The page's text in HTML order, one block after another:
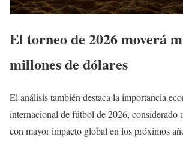
El torneo de 2026 moverá
millones de dólares
El análisis también destaca la importancia
internacional de fútbol de 2026, considerado
con mayor impacto global en los próximos